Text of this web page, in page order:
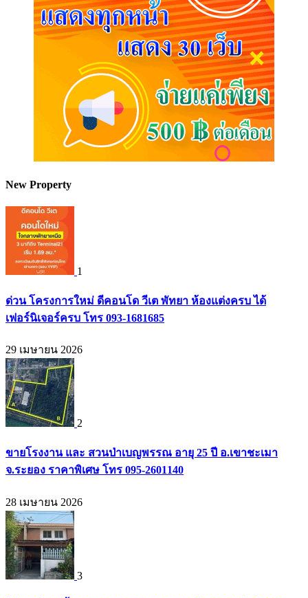
New Property
1
ด่วน โครงการใหม่ ดีคอนโด วีเต พัทยา ห้องแต่งครบ ได้
เฟอร์นิเจอร์ครบ โทร 093-1681685
29 เมษายน 2026
2
ขายโรงงาน และ สวนป่าเบญพรรณ อายุ 25 ปี อ.เขาชะเมา
จ.ระยอง ราคาพิเศษ โทร 095-2601140
28 เมษายน 2026
3